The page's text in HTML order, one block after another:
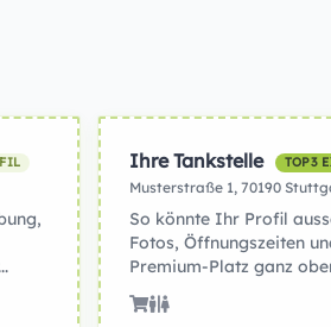
Ihre Tankstelle TOP3
Musterstraße 1, 70190
So könnte Ihr Profil
Fotos, Öffnungszeiten
Premium-Platz ganz